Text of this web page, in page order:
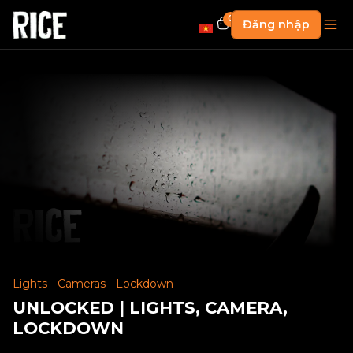
0 Đăng nhập
Lights - Cameras - Lockdown
UNLOCKED | LIGHTS, CAMERA,
LOCKDOWN